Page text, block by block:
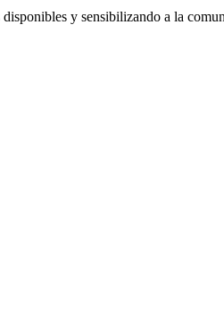
y sensibilizando a la